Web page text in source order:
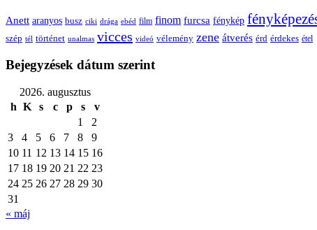
Anett aranyos busz ciki drága ebéd film finom furcsa fénykép
szép tél történet unalmas vicces videó vélemény zene átverés érd érdekes étel
Bejegyzések dátum szerint
2026. augusztus
h K s c p s
v
1
2
3
4 5 6 7 8
9
10 11 12 13 14 15 16
17 18 19 20 21 22 23
24 25 26 27 28 29 30
31
« máj